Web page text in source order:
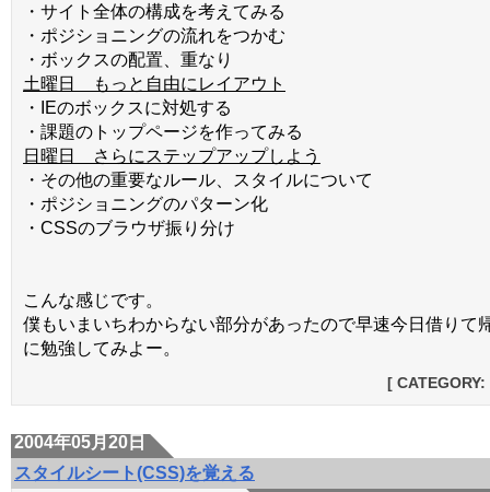
・サイト全体の構成を考えてみる
・ポジショニングの流れをつかむ
・ボックスの配置、重なり
土曜日 もっと自由にレイアウト
・IEのボックスに対処する
・課題のトップページを作ってみる
日曜日 さらにステップアップしよう
・その他の重要なルール、スタイルについて
・ポジショニングのパターン化
・CSSのブラウザ振り分け
こんな感じです。
僕もいまいちわからない部分があったので早速今日借りて
に勉強してみよー。
[ CATEGORY:
2004年05月20日
スタイルシート(CSS)を覚える